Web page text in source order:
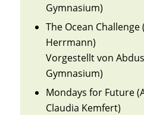
Gymnasium)
The Ocean
Herrmann)
Vorgestellt von
Gymnasium)
Mondays for Future
Claudia Kemfert)